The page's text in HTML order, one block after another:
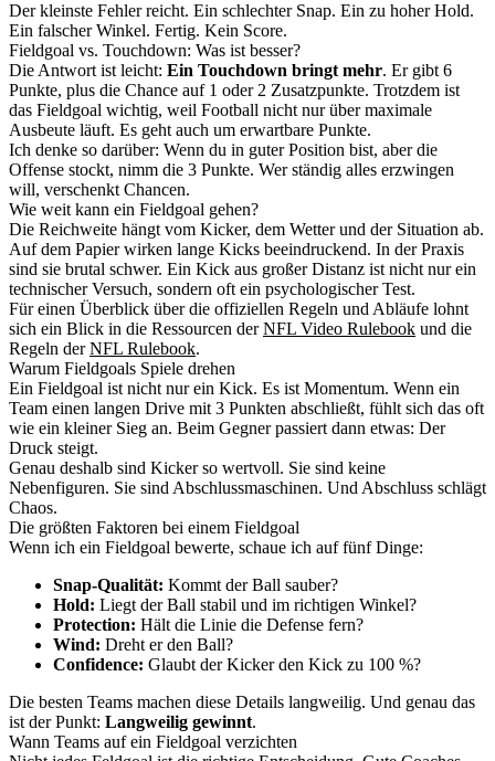
Der kleinste Fehler reicht. Ein schlechter Snap. Ein zu hoher Hold.
Ein falscher Winkel. Fertig. Kein Score.
Fieldgoal vs. Touchdown: Was ist besser?
Die Antwort ist leicht: Ein Touchdown bringt mehr. Er gibt 6
Punkte, plus die Chance auf 1 oder 2 Zusatzpunkte. Trotzdem ist
das Fieldgoal wichtig, weil Football nicht nur über maximale
Ausbeute läuft. Es geht auch um erwartbare Punkte.
Ich denke so darüber: Wenn du in guter Position bist, aber die
Offense stockt, nimm die 3 Punkte. Wer ständig alles erzwingen
will, verschenkt Chancen.
Wie weit kann ein Fieldgoal gehen?
Die Reichweite hängt vom Kicker, dem Wetter und der Situation ab.
Auf dem Papier wirken lange Kicks beeindruckend. In der Praxis
sind sie brutal schwer. Ein Kick aus großer Distanz ist nicht nur ein
technischer Versuch, sondern oft ein psychologischer Test.
Für einen Überblick über die offiziellen Regeln und Abläufe lohnt
sich ein Blick in die Ressourcen derNFL Video Rulebook und die
Regeln derNFL Rulebook.
Warum Fieldgoals Spiele drehen
Ein Fieldgoal ist nicht nur ein Kick. Es ist Momentum. Wenn ein
Team einen langen Drive mit 3 Punkten abschließt, fühlt sich das oft
wie ein kleiner Sieg an. Beim Gegner passiert dann etwas: Der
Druck steigt.
Genau deshalb sind Kicker so wertvoll. Sie sind keine
Nebenfiguren. Sie sind Abschlussmaschinen. Und Abschluss schlägt
Chaos.
Die größten Faktoren bei einem Fieldgoal
Wenn ich ein Fieldgoal bewerte, schaue ich auf fünf Dinge:
Snap-Qualität: Kommt der Ball sauber?
Hold: Liegt der Ball stabil und im richtigen Winkel?
Protection: Hält die Linie die Defense fern?
Wind: Dreht er den Ball?
Confidence: Glaubt der Kicker den Kick zu 100 %?
Die besten Teams machen diese Details langweilig. Und genau das
ist der Punkt: Langweilig gewinnt.
Wann Teams auf ein Fieldgoal verzichten